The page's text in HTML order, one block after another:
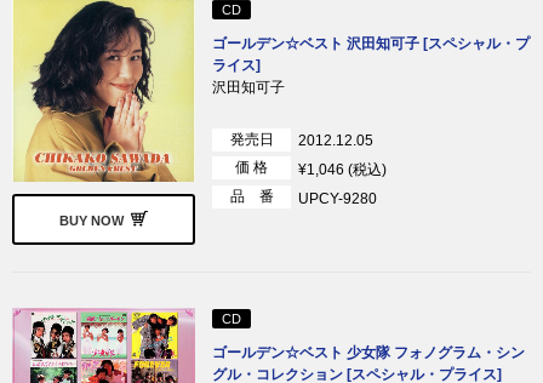
BUY NOW
CD
ゴールデン☆ベスト 沢田知可子 [スペシャル・プ
ライス]
沢田知可子
発売日
2012.12.05
価 格
¥1,046 (税込)
品 番
UPCY-9280
CD
ゴールデン☆ベスト 少女隊 フォノグラム・シン
グル・コレクション [スペシャル・プライス]